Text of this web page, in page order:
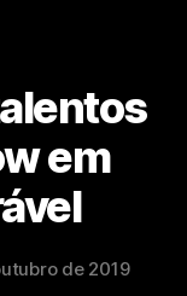
em
de 2019